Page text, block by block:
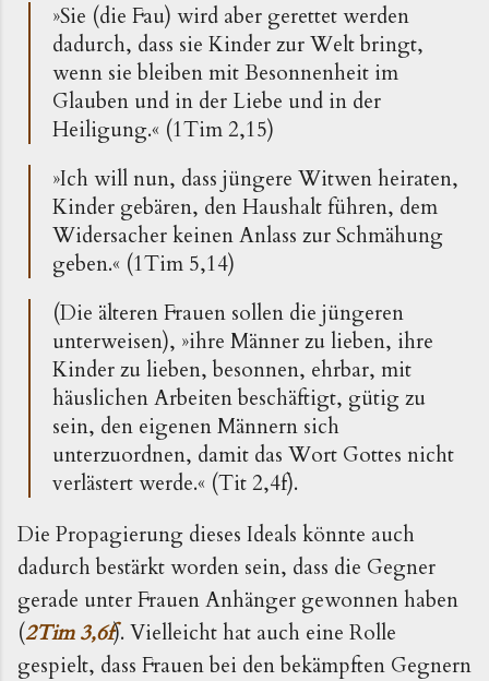
»Sie (die Fau) wird aber gerettet werden
dadurch, dass sie Kinder zur Welt bringt,
wenn sie bleiben mit Besonnenheit im
Glauben und in der Liebe und in der
Heiligung.« (1Tim 2,15)
»Ich will nun, dass jüngere Witwen heiraten,
Kinder gebären, den Haushalt führen, dem
Widersacher keinen Anlass zur Schmähung
geben.« (1Tim 5,14)
(Die älteren Frauen sollen die jüngeren
unterweisen), »ihre Männer zu lieben, ihre
Kinder zu lieben, besonnen, ehrbar, mit
häuslichen Arbeiten beschäftigt, gütig zu
sein, den eigenen Männern sich
unterzuordnen, damit das Wort Gottes nicht
verlästert werde.« (Tit 2,4f).
Die Propagierung dieses Ideals könnte auch
dadurch bestärkt worden sein, dass die Gegner
gerade unter Frauen Anhänger gewonnen haben
(2Tim 3,6f). Vielleicht hat auch eine Rolle
gespielt, dass Frauen bei den bekämpften Gegnern